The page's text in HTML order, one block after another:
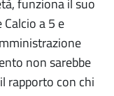
a 5 e
non sarebbe
rapporto con chi